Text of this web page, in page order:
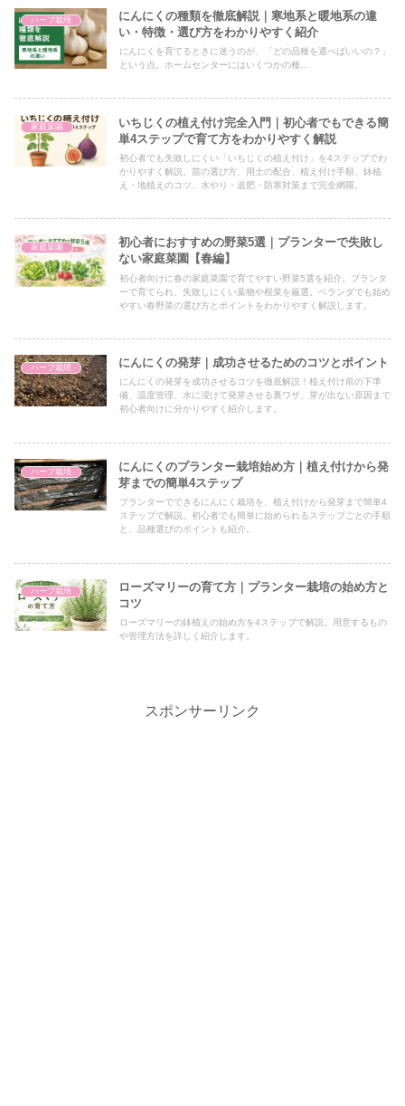
ハーブ栽培
にんにくの種類を徹底解説｜寒地系と暖地系の違
い・特徴・選び方をわかりやすく紹介
にんにくを育てるときに迷うのが、「どの品種を選べばいいの？」
という点。ホームセンターにはいくつかの種...
家庭菜園
いちじくの植え付け完全入門｜初心者でもできる簡
単4ステップで育て方をわかりやすく解説
初心者でも失敗しにくい「いちじくの植え付け」を4ステップでわ
かりやすく解説。苗の選び方、用土の配合、植え付け手順、鉢植
え・地植えのコツ、水やり・追肥・防寒対策まで完全網羅。
家庭菜園
初心者におすすめの野菜5選｜プランターで失敗し
ない家庭菜園【春編】
初心者向けに春の家庭菜園で育てやすい野菜5選を紹介。プランタ
ーで育てられ、失敗しにくい葉物や根菜を厳選。ベランダでも始め
やすい春野菜の選び方とポイントをわかりやすく解説します。
ハーブ栽培 にんにくの発芽｜成功させるためのコツとポイント
にんにくの発芽を成功させるコツを徹底解説！植え付け前の下準
備、温度管理、水に浸けて発芽させる裏ワザ、芽が出ない原因まで
初心者向けに分かりやすく紹介します。
ハーブ栽培
にんにくのプランター栽培始め方｜植え付けから発
芽までの簡単4ステップ
プランターでできるにんにく栽培を、植え付けから発芽まで簡単4
ステップで解説。初心者でも簡単に始められるステップごとの手順
と、品種選びのポイントも紹介。
ハーブ栽培
ローズマリーの育て方｜プランター栽培の始め方と
コツ
ローズマリーの鉢植えの始め方を4ステップで解説。用意するもの
や管理方法を詳しく紹介します。
スポンサーリンク